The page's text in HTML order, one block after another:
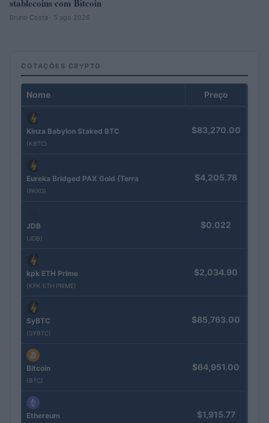
stablecoins com Bitcoin
Bruno Costa · 5 ago 2026
COTAÇÕES CRYPTO
Nome Preço
Kinza Babylon Staked BTC
(KBTC)
$83,270.00
Eureka Bridged PAX Gold (Terra
(PAXG)
$4,205.78
JDB
(JDB)
$0.022
kpk ETH Prime
(KPK ETH PRIME)
$2,034.90
SyBTC
(SYBTC)
$85,763.00
Bitcoin
(BTC)
$64,951.00
Ethereum $1,915.77